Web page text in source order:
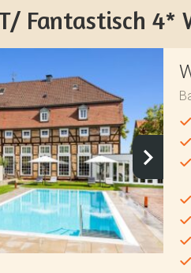
Fantastisch 4*